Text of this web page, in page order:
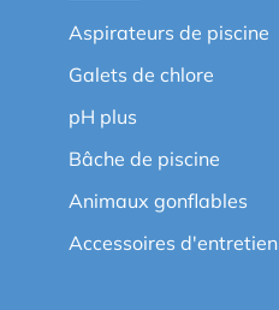
Aspirateurs de piscine
Galets de chlore
pH plus
Bâche de piscine
Animaux gonflables
Accessoires d'entretien